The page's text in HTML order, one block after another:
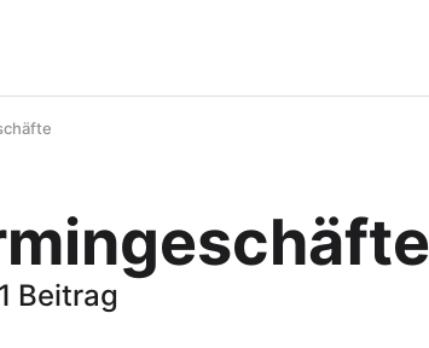
Beitrag